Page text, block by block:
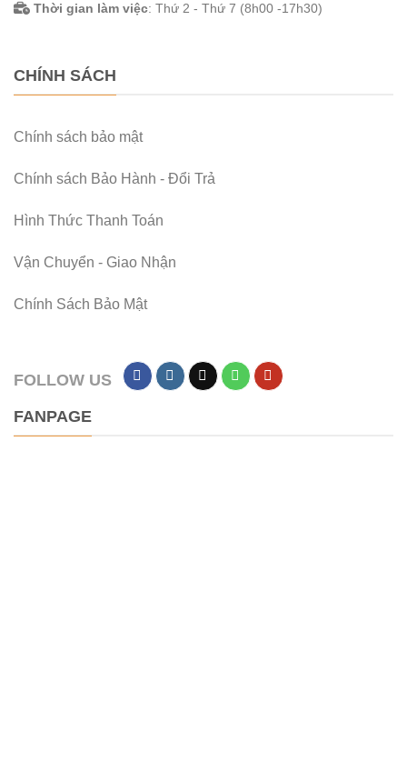
Thời gian làm việc: Thứ 2 - Thứ 7 (8h00 -17h30)
CHÍNH SÁCH
Chính sách bảo mật
Chính sách Bảo Hành - Đổi Trả
Hình Thức Thanh Toán
Vận Chuyển - Giao Nhận
Chính Sách Bảo Mật
FOLLOW US
FANPAGE